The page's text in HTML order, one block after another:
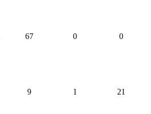
67 0 0
9 1 21